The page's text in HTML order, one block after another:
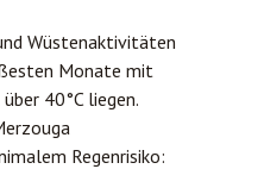
Wüstenaktivitäten
Monate mit
40°C liegen.
Regenrisiko: